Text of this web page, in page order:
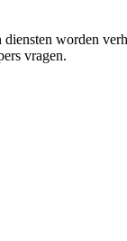
worden
vragen.